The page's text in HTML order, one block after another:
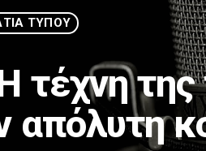
ΤΥΠΟΥ
τέχνη της
απόλυτη